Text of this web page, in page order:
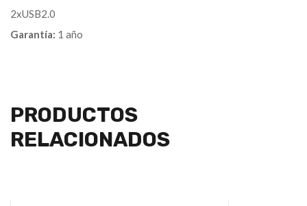
2xUSB2.0
Garantía: 1 año
PRODUCTOS
RELACIONADOS